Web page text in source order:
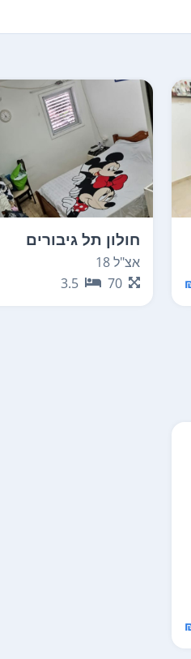
חולון תל גיבורים
אצ"ל 18
70
3.5